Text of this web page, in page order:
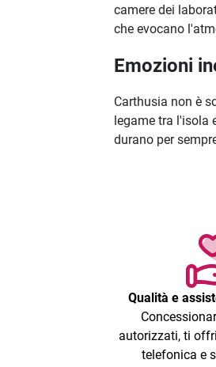
camere dei
che evocano
Emozioni
Carthusia non è
legame tra l'isola
durano per
Qualità e
autorizzati, ti
telefonica e